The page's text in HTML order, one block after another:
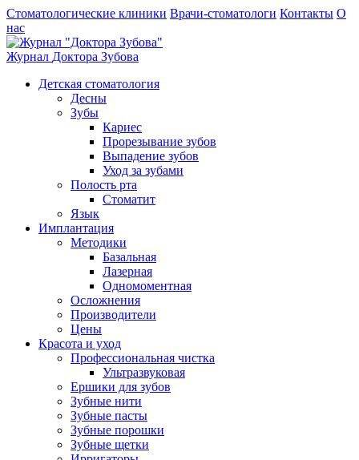
Стоматологические клиники Врачи-стоматологи Контакты О
нас
Журнал Доктора Зубова
Детская стоматология
Десны
Зубы
Кариес
Прорезывание зубов
Выпадение зубов
Уход за зубами
Полость рта
Стоматит
Язык
Имплантация
Методики
Базальная
Лазерная
Одномоментная
Осложнения
Производители
Цены
Красота и уход
Профессиональная чистка
Ультразвуковая
Ершики для зубов
Зубные нити
Зубные пасты
Зубные порошки
Зубные щетки